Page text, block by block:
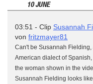
10 JUNE
03:51 - Clip Susannah
von fritzmayer81
Can't be Susannah
American dialect of
the woman shown in the
Susannah Fielding looks